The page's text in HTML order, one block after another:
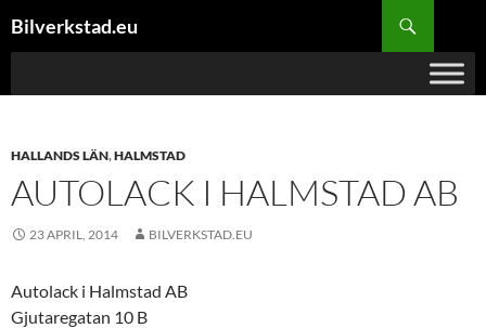
tillBilverkstad.eu
HALLANDS LÄN,HALMSTAD
AUTOLACK I HALMSTAD AB
23 APRIL, 2014 BILVERKSTAD.EU
Autolack i Halmstad AB
Gjutaregatan 10 B